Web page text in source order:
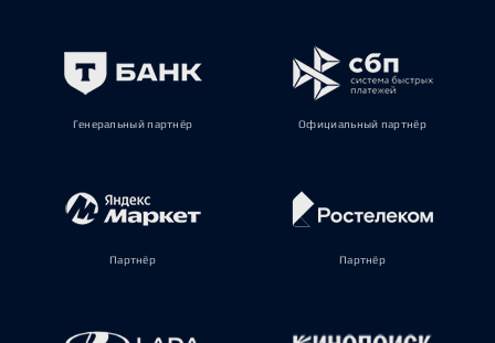
Генеральный партнёр Официальный партнёр
Партнёр Партнёр